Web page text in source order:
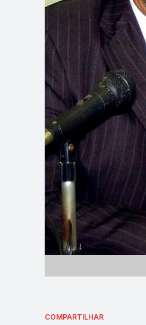
COMPARTILHAR